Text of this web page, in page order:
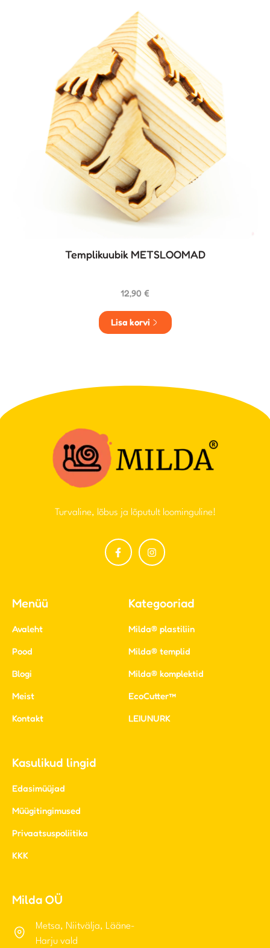
Templikuubik METSLOOMAD
12,90 €
Lisa korvi
Turvaline, lõbus ja lõputult loominguline!
Menüü
Avaleht
Pood
Blogi
Meist
Kontakt
Kategooriad
Milda® plastiliin
Milda® templid
Milda® komplektid
EcoCutter™
LEIUNURK
Kasulikud lingid
Edasimüüjad
Müügitingimused
Privaatsuspoliitika
KKK
Milda OÜ
Metsa, Niitvälja, Lääne-
Harju vald